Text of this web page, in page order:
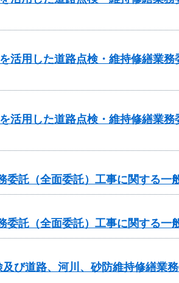
用した道路点検・維持修繕業務
用した道路点検・維持修繕業務
託（全面委託）工事に関する一
託（全面委託）工事に関する一
び道路、河川、砂防維持修繕業